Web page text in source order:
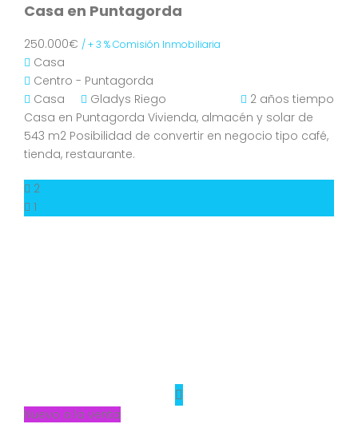
Casa en Puntagorda
250.000€ / + 3 % Comisión Inmobiliaria
Casa
Centro - Puntagorda
Casa
Gladys Riego
2 años tiempo
Casa en Puntagorda Vivienda, almacén y solar de
543 m2 Posibilidad de convertir en negocio tipo café,
tienda, restaurante.
2
1
Nuevo a la venta